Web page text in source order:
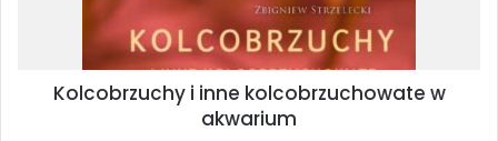
Kolcobrzuchy i inne kolcobrzuchowate w
akwarium